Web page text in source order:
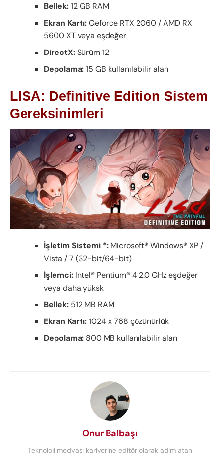
Bellek:12 GB RAM
Ekran Kartı:Geforce RTX 2060 / AMD RX
5600 XT veya eşdeğer
DirectX:Sürüm 12
Depolama:15 GB kullanılabilir alan
LISA: Definitive Edition Sistem
Gereksinimleri
İşletim Sistemi *:Microsoft® Windows® XP /
Vista / 7 (32-bit/64-bit)
İşlemci:Intel® Pentium® 4 2.0 GHz eşdeğer
veya daha yüksk
Bellek:512 MB RAM
Ekran Kartı:1024 x 768 çözünürlük
Depolama:800 MB kullanılabilir alan
Onur Balbaşı
Teknoloji medyası kariyerine editör olarak adım atan